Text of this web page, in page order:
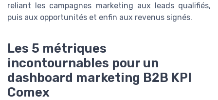
reliant les campagnes marketing aux leads qualifiés,
puis aux opportunités et enfin aux revenus signés.
Les 5 métriques
incontournables pour un
dashboard marketing B2B KPI
Comex